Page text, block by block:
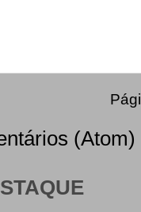
(Atom)